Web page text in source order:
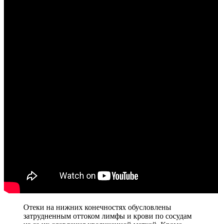
Отеки на нижних конечностях обусловлены
затрудненным оттоком лимфы и крови по сосудам